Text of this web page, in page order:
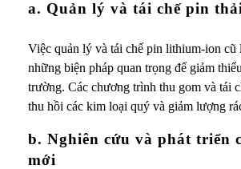
a. Quản lý và tái chế pin thải
Việc quản lý và tái chế pin lithium-ion cũ
những biện pháp quan trọng để giảm
trường. Các chương trình thu gom và tái
thu hồi các kim loại quý và giảm lượng
b. Nghiên cứu và phát triển
mới